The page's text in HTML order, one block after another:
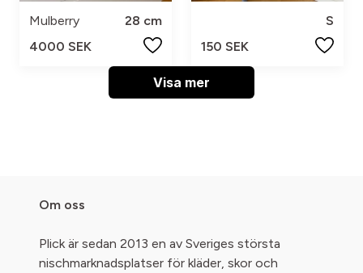
Mulberry
28 cm
4000 SEK
S
150 SEK
Visa mer
Om oss
Plick är sedan 2013 en av Sveriges största
nischmarknadsplatser för kläder, skor och